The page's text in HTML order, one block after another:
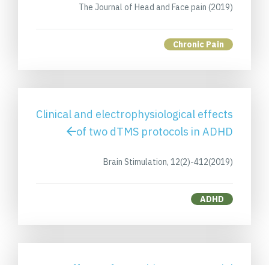
The Journal of Head and Face pain (2019)
Chronic Pain
Clinical and electrophysiological effects
of two dTMS protocols in ADHD
Brain Stimulation, 12(2)-412(2019)
ADHD